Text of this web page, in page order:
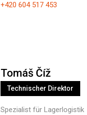
+420 604 517 453
Tomáš Číž
Technischer Direktor
Spezialist für Lagerlogistik